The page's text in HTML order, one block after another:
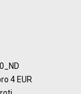
4 EUR